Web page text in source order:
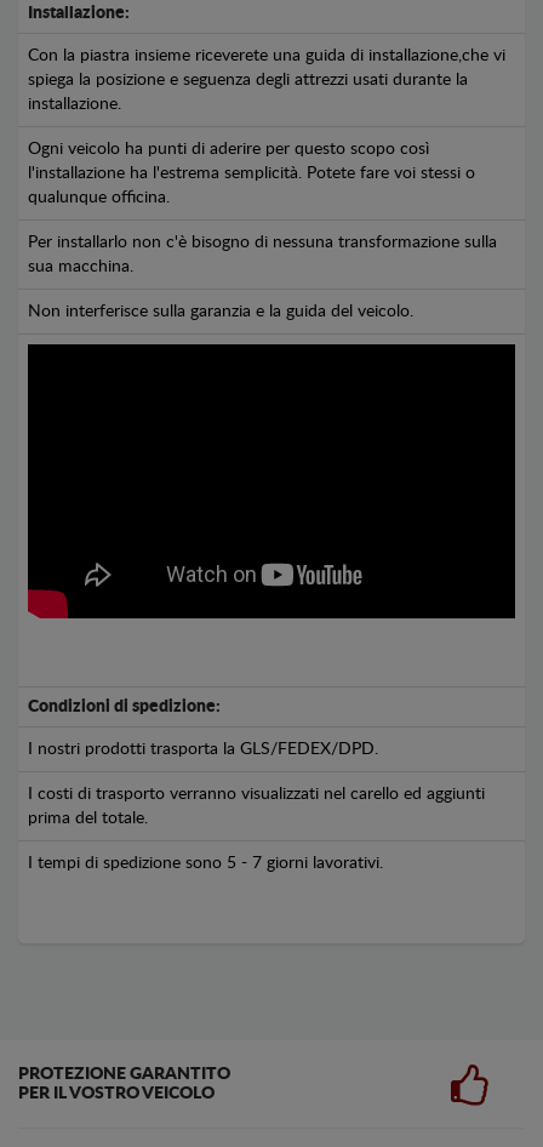
Installazione:
Con la piastra insieme riceverete una guida di installazione,che vi
spiega la posizione e seguenza degli attrezzi usati durante la
installazione.
Ogni veicolo ha punti di aderire per questo scopo così
l'installazione ha l'estrema semplicità. Potete fare voi stessi o
qualunque officina.
Per installarlo non c'è bisogno di nessuna transformazione sulla
sua macchina.
Non interferisce sulla garanzia e la guida del veicolo.
Condizioni di spedizione:
I nostri prodotti trasporta la GLS/FEDEX/DPD.
I costi di trasporto verranno visualizzati nel carello ed aggiunti
prima del totale.
I tempi di spedizione sono 5 - 7 giorni lavorativi.
PROTEZIONE GARANTITO
PER IL VOSTRO VEICOLO